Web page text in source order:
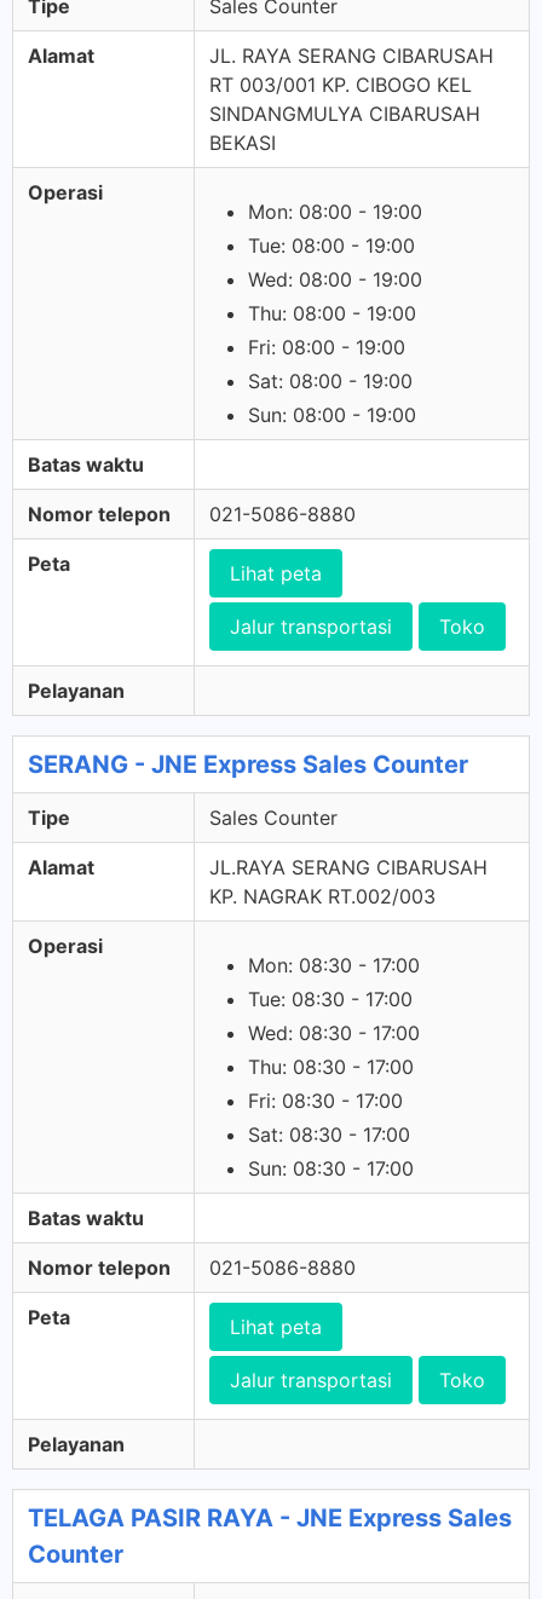
Tipe Sales Counter
Alamat
JL. RAYA SERANG CIBARUSAH
RT 003/001 KP. CIBOGO KEL
SINDANGMULYA CIBARUSAH
BEKASI
Operasi
Mon: 08:00 - 19:00
Tue: 08:00 - 19:00
Wed: 08:00 - 19:00
Thu: 08:00 - 19:00
Fri: 08:00 - 19:00
Sat: 08:00 - 19:00
Sun: 08:00 - 19:00
Batas waktu
Nomor telepon 021-5086-8880
Peta Lihat peta
Jalur transportasi Toko
Pelayanan
SERANG - JNE Express Sales Counter
Tipe Sales Counter
Alamat
JL.RAYA SERANG CIBARUSAH
KP. NAGRAK RT.002/003
Operasi
Mon: 08:30 - 17:00
Tue: 08:30 - 17:00
Wed: 08:30 - 17:00
Thu: 08:30 - 17:00
Fri: 08:30 - 17:00
Sat: 08:30 - 17:00
Sun: 08:30 - 17:00
Batas waktu
Nomor telepon 021-5086-8880
Peta Lihat peta
Jalur transportasi Toko
Pelayanan
TELAGA PASIR RAYA - JNE Express Sales
Counter